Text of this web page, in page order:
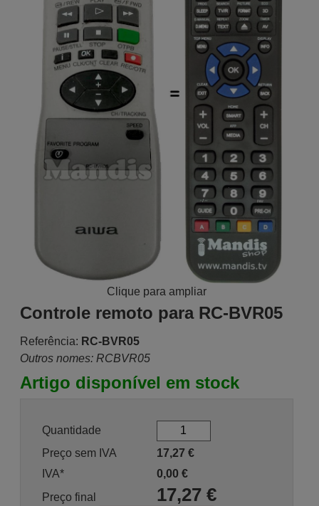
Clique para ampliar
Controle remoto para RC-BVR05
Referência: RC-BVR05
Outros nomes: RCBVR05
Artigo disponível em stock
Quantidade
Preço sem IVA
17,27 €
IVA*
0,00 €
Preço final
17,27€